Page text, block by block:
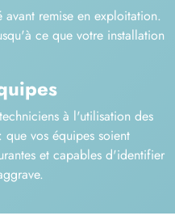
avant remise en exploitation.
ce que votre installation
à l'utilisation des
vos équipes soient
et capables d'identifier